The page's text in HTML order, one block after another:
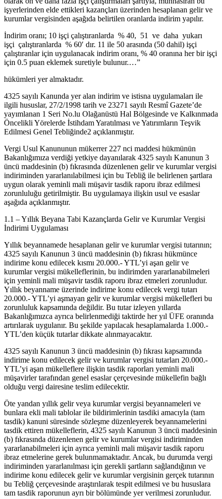
işyerlerinden elde ettikleri kazançları üzerinden hesaplanan gelir ve
kurumlar vergisinden aşağıda belirtilen oranlarda indirim yapılır.
İndirim oranı; 10 işçi çalıştıranlarda % 40, 51 ve daha yukarı
işçi çalıştıranlarda % 60′ dır. 11 ile 50 arasında (50 dahil) işçi
çalıştıranlar için uygulanacak indirim oranı, % 40 oranına her bir işçi
için 0.5 puan eklemek suretiyle bulunur.…”
hükümleri yer almaktadır.
4325 sayılı Kanunda yer alan indirim ve istisna uygulamaları ile
ilgili hususlar, 27/2/1998 tarih ve 23271 sayılı Resmî Gazete’de
yayımlanan 1 Seri No.lu Olağanüstü Hal Bölgesinde ve Kalkınmada
Öncelikli Yörelerde İstihdam Yaratılması ve Yatırımların Teşvik
Edilmesi Genel Tebliğinde2 açıklanmıştır.
Vergi Usul Kanununun mükerrer 227 nci maddesi hükmünün
Bakanlığımıza verdiği yetkiye dayanılarak 4325 sayılı Kanunun 3
üncü maddesinin (b) fıkrasında düzenlenen gelir ve kurumlar vergisi
indiriminden yararlanılabilmesi için bu Tebliğ ile belirlenen şartlara
uygun olarak yeminli mali müşavir tasdik raporu ibraz edilmesi
zorunluluğu getirilmiştir. Bu uygulamaya ilişkin usul ve esaslar
aşağıda açıklanmıştır.
1.1 – Yıllık Beyana Tabi Kazançlarda Gelir ve Kurumlar Vergisi
İndirimi Uygulaması
Yıllık beyannamede hesaplanan gelir ve kurumlar vergisi tutarının;
4325 sayılı Kanunun 3 üncü maddesinin (b) fıkrası hükmünce
indirime konu edilecek kısmı 20.000.- YTL’yi aşan gelir ve
kurumlar vergisi mükelleflerinin, bu indirimden yararlanabilmeleri
için yeminli mali müşavir tasdik raporu ibraz etmeleri zorunludur.
Yıllık beyanname üzerinde indirime konu edilecek vergi tutarı
20.000.- YTL’yi aşmayan gelir ve kurumlar vergisi mükellefleri bu
zorunluluk kapsamında değildir. Bu tutar izleyen yıllarda
Bakanlığımızca ayrıca belirlenmediği taktirde her yıl ÜFE oranında
artırılarak uygulanır. Bu şekilde yapılacak hesaplamalarda 1.000.-
YTL’den küçük tutarlar dikkate alınmayacaktır.
4325 sayılı Kanunun 3 üncü maddesinin (b) fıkrası kapsamında
indirime konu edilecek gelir ve kurumlar vergisi tutarları 20.000.-
YTL’yi aşan mükelleflere ilişkin tasdik raporları yeminli mali
müşavirler tarafından genel esaslar çerçevesinde mükellefin bağlı
olduğu vergi dairesine teslim edilecektir.
Öte yandan yıllık gelir veya kurumlar vergisi beyannameleri ve
bunlara ekli mali tablolar ile bildirimlerinin tasdiki amacıyla (tam
tasdik) kanuni süresinde sözleşme düzenleyerek beyannamelerini
tasdik ettiren mükelleflerin, 4325 sayılı Kanunun 3 üncü maddesinin
(b) fıkrasında düzenlenen gelir ve kurumlar vergisi indiriminden
yararlanabilmeleri için ayrıca yeminli mali müşavir tasdik raporu
ibraz etmelerine gerek bulunmamaktadır. Ancak, bu durumda vergi
indiriminden yararlanılması için gerekli şartların sağlandığının ve
indirime konu edilecek gelir ve kurumlar vergisinin gerçek tutarının
bu Tebliğ çerçevesinde araştırılarak tespit edilmesi ve bu hususlara
tam tasdik raporunun ayrı bir bölümünde yer verilmesi zorunludur.